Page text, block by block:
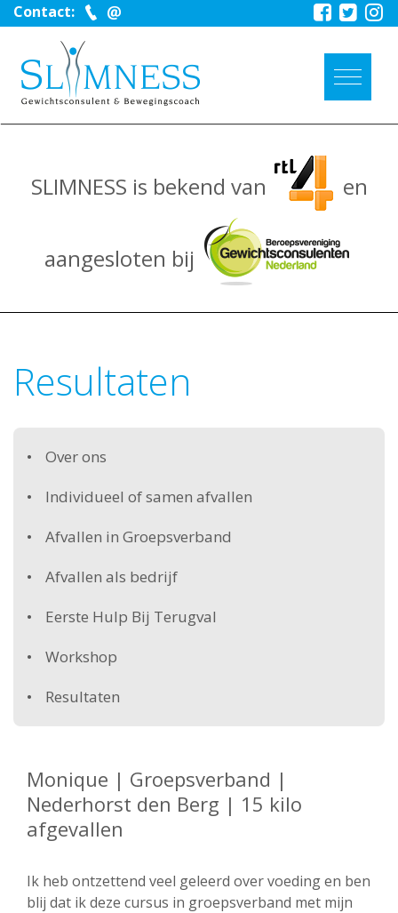
Contact:
SLIMNESS is bekend van en
aangesloten bij
Resultaten
Over ons
Individueel of samen afvallen
Afvallen in Groepsverband
Afvallen als bedrijf
Eerste Hulp Bij Terugval
Workshop
Resultaten
Monique | Groepsverband |
Nederhorst den Berg | 15 kilo
afgevallen
Ik heb ontzettend veel geleerd over voeding en ben
blij dat ik deze cursus in groepsverband met mijn